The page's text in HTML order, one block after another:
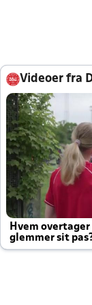
Videoer fra
Hvem
glemmer sit
altid til efter